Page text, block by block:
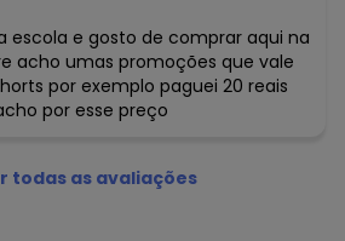
escola e gosto de comprar aqui na
acho umas promoções que vale
por exemplo paguei 20 reais
por esse preço
todas as avaliações